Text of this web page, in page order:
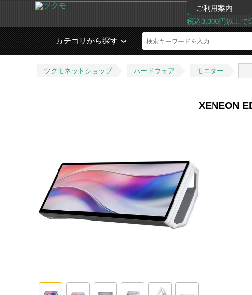
ご利用案内
税込3,300円以上で
カテゴリから探す
ツクモネットショップ ハードウェア モニター
XENEON